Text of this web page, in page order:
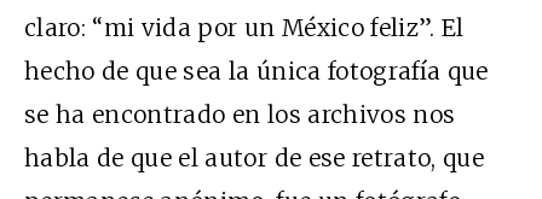
claro: “mi vida por un México feliz”. El
hecho de que sea la única fotografía que
se ha encontrado en los archivos nos
habla de que el autor de ese retrato, que